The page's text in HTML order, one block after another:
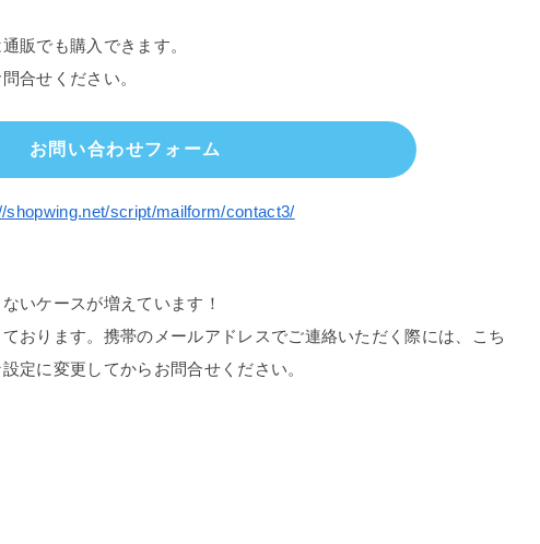
販でも購入できます。
合せください。
お問い合わせフォーム
shopwing.net/script/mailform/contact3/
いケースが増えています！
おります。携帯のメールアドレスでご連絡いただく際には、こち
定に変更してからお問合せください。